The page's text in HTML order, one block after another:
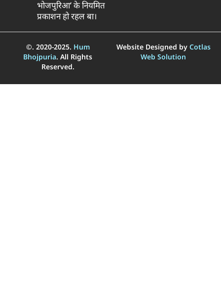
भोजपुरिआ’ के नियमित
प्रकाशन हो रहल बा।
©. 2020-2025. Hum
Bhojpuria. All Rights
Reserved.
Website Designed by Cotlas
Web Solution